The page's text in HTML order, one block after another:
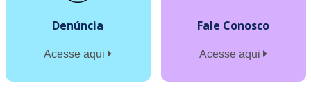
Denúncia
Acesse aqui
Fale Conosco
Acesse aqui